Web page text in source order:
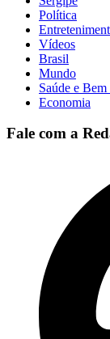
Política
Vídeos
Brasil
Mundo
Saúde e Bem
Economia
Fale com a